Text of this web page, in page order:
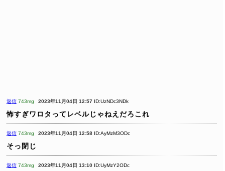
返信 743mg 2023年11月04日 12:57 ID:UzNDc3NDk
怖すぎワロタってレベルじゃねえだろこれ
返信 743mg 2023年11月04日 12:58 ID:AyMzM3ODc
そっ閉じ
返信 743mg 2023年11月04日 13:10 ID:UyMzY2ODc